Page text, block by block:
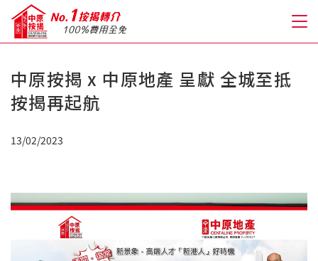
關於我們
免費房貸轉介服務
免費開戶轉介服務
中原按揭 x 中原地產 呈獻 全城至抵
按揭再起航
13/02/2023